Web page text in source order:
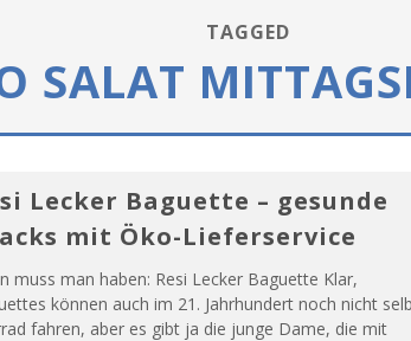
TAGGED
SALAT
Lecker Baguette – gesunde
mit Öko-Lieferservice
muss man haben: Resi Lecker Baguette Klar,
können auch im 21. Jahrhundert noch nicht
fahren, aber es gibt ja die junge Dame, die mit